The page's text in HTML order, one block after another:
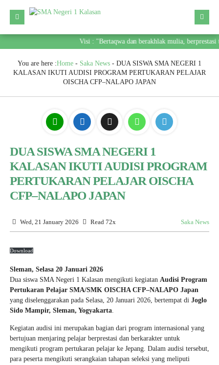
Visi : "Bertaqwa dan berakhlak mulia, berprestasi
You are here :Home - Saka News - DUA SISWA SMA NEGERI 1
KALASAN IKUTI AUDISI PROGRAM PERTUKARAN PELAJAR
OISCHA CFP–NALAPO JAPAN
DUA SISWA SMA NEGERI 1
KALASAN IKUTI AUDISI PROGRAM
PERTUKARAN PELAJAR OISCHA
CFP–NALAPO JAPAN
Wed, 21 January 2026 Read 72x Saka News
Download
Sleman, Selasa 20 Januari 2026
Dua siswa SMA Negeri 1 Kalasan mengikuti kegiatan Audisi Program
Pertukaran Pelajar SMA/SMK OISCHA CFP–NALAPO Japan
yang diselenggarakan pada Selasa, 20 Januari 2026, bertempat di Joglo
Sido Mampir, Sleman, Yogyakarta.
Kegiatan audisi ini merupakan bagian dari program internasional yang
bertujuan menjaring pelajar berprestasi dan berkarakter untuk
mengikuti program pertukaran pelajar ke Jepang. Dalam audisi tersebut,
para peserta mengikuti serangkaian tahapan seleksi yang meliputi